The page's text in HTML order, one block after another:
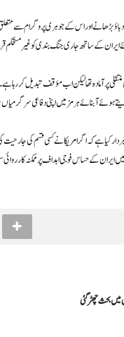
دباؤ بڑھانے اور اس کے جوہری پروگرام سے
کے ساتھ جاری جنگ بندی کو غیر مستحکم قرار
کی منتقلی پر آمادہ تھا لیکن اب مؤقف
آبنائے ہرمز میں اپنی دفاعی سرگرمیاں
کیا ہے کہ اگر امریکا نے کسی قسم کی
ایران کے حساس فوجی اہداف پر ممکنہ
میں بحث چھڑ گئی